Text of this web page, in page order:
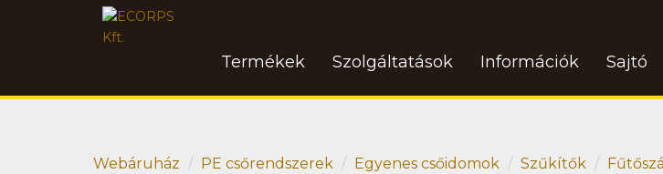
Termékek Szolgáltatások Információk Sajtó
Webáruház PE csőrendszerek Egyenes csőidomok Szűkítők